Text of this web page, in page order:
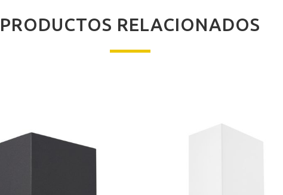
PRODUCTOS RELACIONADOS